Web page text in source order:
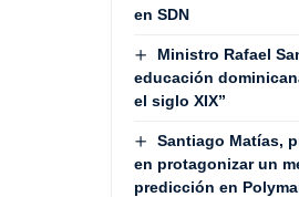
en SDN
Ministro Rafael
educación
el siglo XIX”
Santiago Matías,
en protagonizar un
predicción en